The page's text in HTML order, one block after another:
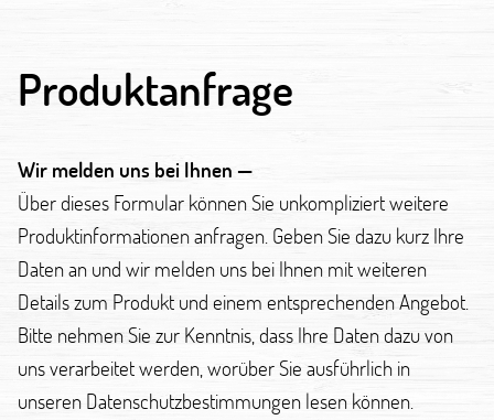
Produktanfrage
Wir melden uns bei Ihnen —
Über dieses Formular können Sie unkompliziert weitere
Produktinformationen anfragen. Geben Sie dazu kurz Ihre
Daten an und wir melden uns bei Ihnen mit weiteren
Details zum Produkt und einem entsprechenden Angebot.
Bitte nehmen Sie zur Kenntnis, dass Ihre Daten dazu von
uns verarbeitet werden, worüber Sie ausführlich in
unseren Datenschutzbestimmungen lesen können.